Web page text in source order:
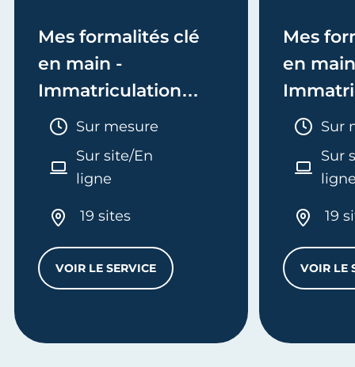
Mes formalités clé
en main -
Immatriculation
(EI/Micro-entreprise
Durée :
Sur mesure
Sur site/En
ligne
19 sites
VOIR LE SERVICEMES FORMALITÉS CLÉ EN MAIN -
Mes
en
Sur
Sur
19
VOIR LE